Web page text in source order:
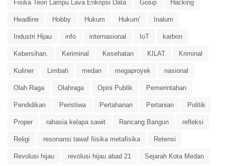
Fisika Teori Lampu Lava Enkripsi Data Gosip Hacking
Headline Hobby Hukum Hukum' Inalum
Industri Hijau info internasional IoT karbon
Kebersihan. Keriminal Kesehatan KILAT Kriminal
Kuliner Limbah medan megaproyek nasional
Olah Raga Olahraga Opini Publik Pemerintahan
Pendidikan Peristiwa Pertahanan Pertanian Politik
Proper rahasia kelapa sawit Rancang Bangun refleksi
Religi resonansi tawaf fiisika metafisika Retensi
Revolusi hijau revolusi hijau abad 21 Sejarah Kota Medan